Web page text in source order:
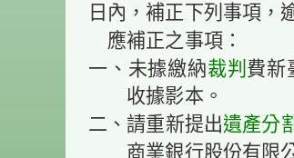
日內，補正下列事項，
應補正之事項：
一、未據繳納裁判 費新
收據影本。
二、請重新提出遺產分
商業銀行股份有限